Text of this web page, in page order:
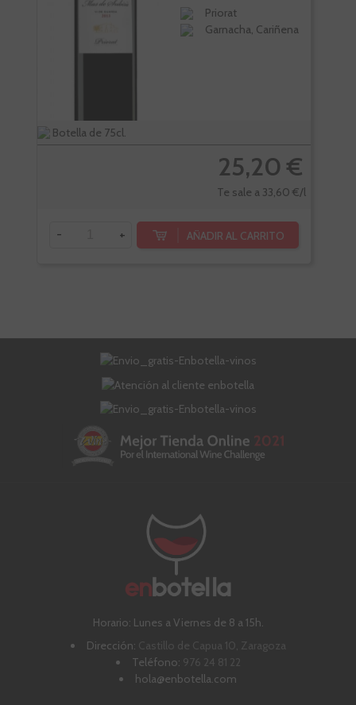
Priorat
Garnacha, Cariñena
Botella de 75cl.
25,20 €
Te sale a 33,60 €/l
- + AÑADIR AL CARRITO
Horario: Lunes a Viernes de 8 a 15h.
Dirección: Castillo de Capua 10, Zaragoza
Teléfono: 976 24 81 22
hola@enbotella.com